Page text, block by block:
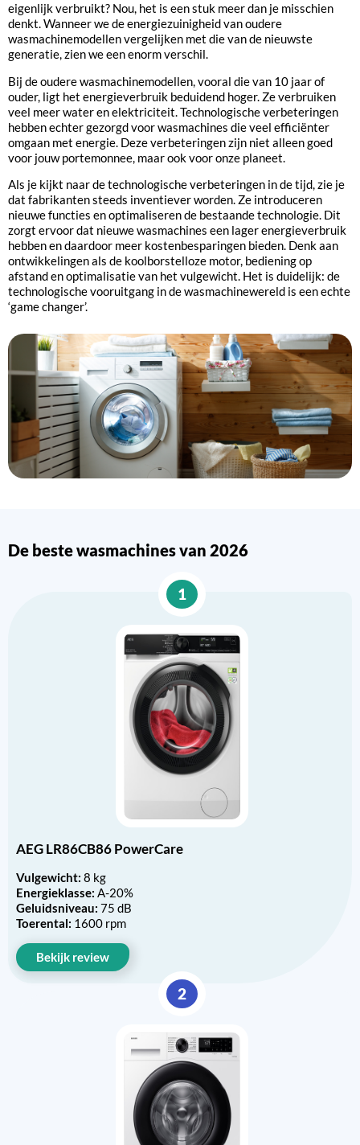
eigenlijk verbruikt? Nou, het is een stuk meer dan je misschien
denkt. Wanneer we de energiezuinigheid van oudere
wasmachinemodellen vergelijken met die van de nieuwste
generatie, zien we een enorm verschil.
Bij de oudere wasmachinemodellen, vooral die van 10 jaar of
ouder, ligt het energieverbruik beduidend hoger. Ze verbruiken
veel meer water en elektriciteit. Technologische verbeteringen
hebben echter gezorgd voor wasmachines die veel efficiënter
omgaan met energie. Deze verbeteringen zijn niet alleen goed
voor jouw portemonnee, maar ook voor onze planeet.
Als je kijkt naar de technologische verbeteringen in de tijd, zie je
dat fabrikanten steeds inventiever worden. Ze introduceren
nieuwe functies en optimaliseren de bestaande technologie. Dit
zorgt ervoor dat nieuwe wasmachines een lager energieverbruik
hebben en daardoor meer kostenbesparingen bieden. Denk aan
ontwikkelingen als de koolborstelloze motor, bediening op
afstand en optimalisatie van het vulgewicht. Het is duidelijk: de
technologische vooruitgang in de wasmachinewereld is een echte
‘game changer’.
De beste wasmachines van 2026
1
AEG LR86CB86 PowerCare
Vulgewicht: 8 kg
Energieklasse: A-20%
Geluidsniveau: 75 dB
Toerental: 1600 rpm
Bekijk review
2